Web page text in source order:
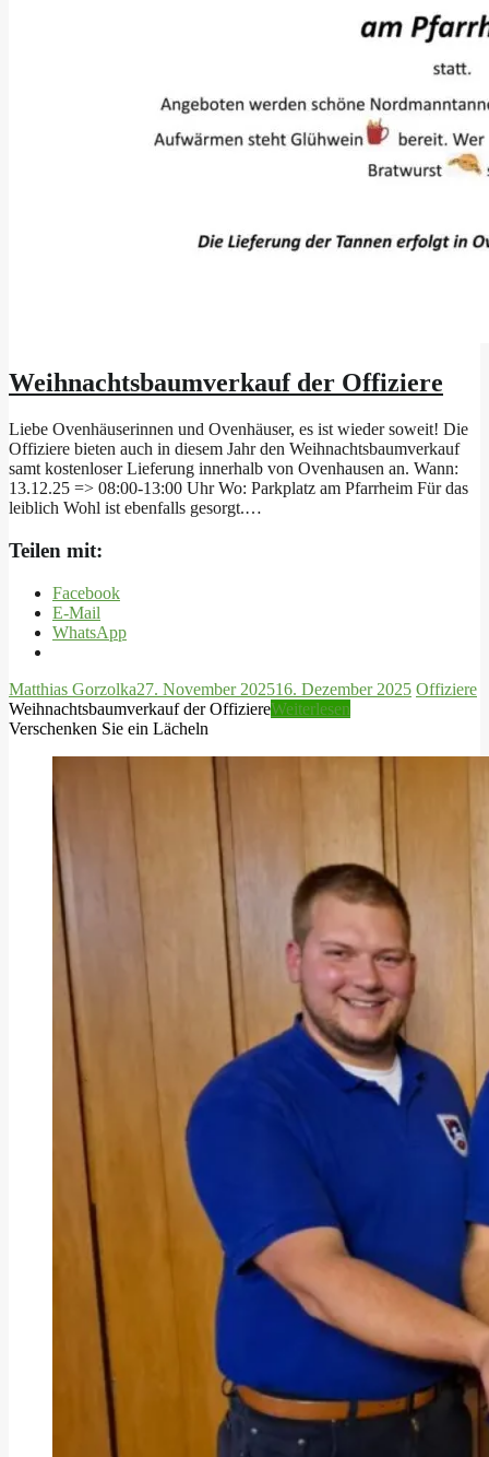
Weihnachtsbaumverkauf der Offiziere
Liebe Ovenhäuserinnen und Ovenhäuser, es ist wieder soweit! Die
Offiziere bieten auch in diesem Jahr den Weihnachtsbaumverkauf
samt kostenloser Lieferung innerhalb von Ovenhausen an. Wann:
13.12.25 => 08:00-13:00 Uhr Wo: Parkplatz am Pfarrheim Für das
leiblich Wohl ist ebenfalls gesorgt.…
Teilen mit:
Facebook
E-Mail
WhatsApp
Matthias Gorzolka27. November 202516. Dezember 2025 Offiziere
Weihnachtsbaumverkauf der OffiziereWeiterlesen
Verschenken Sie ein Lächeln